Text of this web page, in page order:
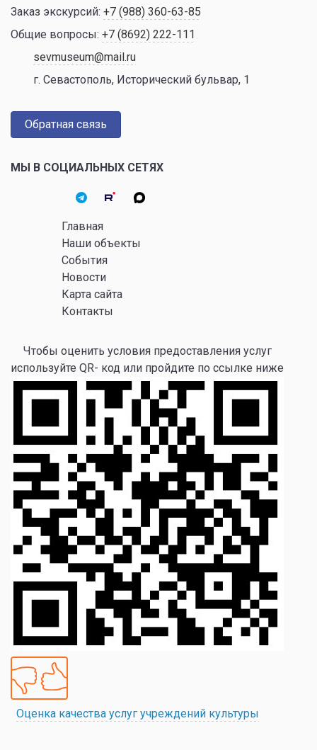
Заказ экскурсий: +7 (988) 360-63-85
Общие вопросы: +7 (8692) 222-111
sevmuseum@mail.ru
г. Севастополь, Исторический бульвар, 1
Обратная связь
МЫ В СОЦИАЛЬНЫХ СЕТЯХ
Главная
Наши объекты
События
Новости
Карта сайта
Контакты
Чтобы оценить условия предоставления услуг
используйте QR- код или пройдите по ссылке ниже
Оценка качества услуг учреждений культуры